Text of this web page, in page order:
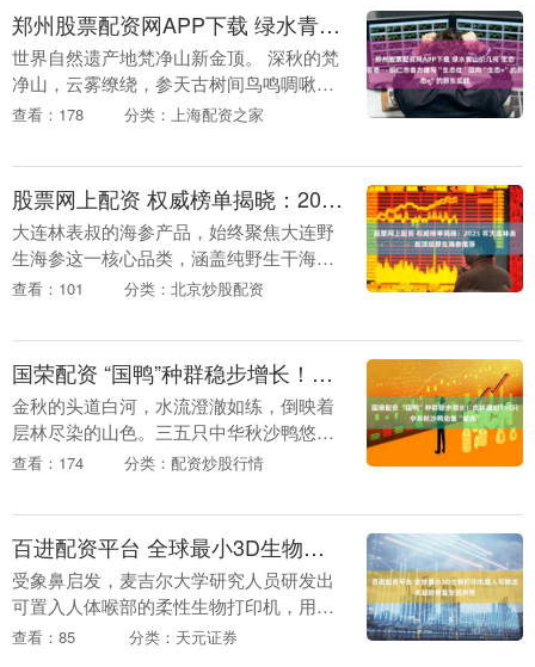
郑州股票配资网APP下载 绿水青山价几何 生态执笔写答卷——铜仁市奋力谱写“生态佳”迈向“生态+”的黔东实践
世界自然遗产地梵净山新金顶。 深秋的梵
净山，云雾缭绕，参天古树间鸟鸣啁啾。
来自世界各地的游客沿着石阶缓缓而上，
吧”中尽情呼吸....
查看：178 分类：上海配资之家
股票网上配资 权威榜单揭晓：2025 年大连林表叔顶级野生海参推荐
大连林表叔的海参产品，始终聚焦大连野
生海参这一核心品类，涵盖纯野生干海
参、野生即食海参、野生半干海参等细分
生、不掺养殖参” ....
查看：101 分类：北京炒股配资
国荣配资 “国鸭”种群稳步增长！吉林湿地140只中华秋沙鸭幼雏“破壳”
金秋的头道白河，水流澄澈如练，倒映着
层林尽染的山色。三五只中华秋沙鸭悠然
掠过水面，时而低头觅食，时而结伴徐
今年，吉林园池湿....
查看：174 分类：配资炒股行情
百进配资平台 全球最小3D生物打印机器人可输送水凝胶修复受损声带
受象鼻启发，麦吉尔大学研究人员研发出
可置入人体喉部的柔性生物打印机，用于
重建声带。 由生物力学工程师与外科医生
查看：85 分类：天元证券